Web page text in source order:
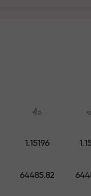
าก
ะบนท
วัญส่
วัญมูลค่าสูงสุด
ซื้อ
1.15196
64485.82
คอร์สและเว็บบินาร์